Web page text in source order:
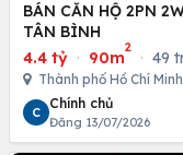
BÁN CĂN HỘ 2PN
TÂN BÌNH
4.4 tỷ · 90m
2
· 49
Thành phố Hồ Chí Minh
C
Chính chủ
Đăng 13/07/2026